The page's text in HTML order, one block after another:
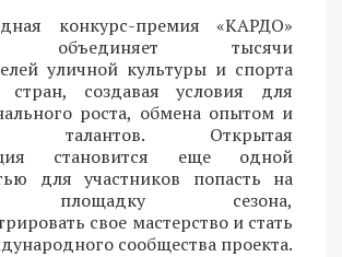
конкурс-премия «КАРДО»
объединяет тысячи
уличной культуры и спорта
создавая условия для
роста, обмена опытом и
талантов. Открытая
становится еще одной
для участников попасть на
площадку сезона,
свое мастерство и стать
сообщества проекта.